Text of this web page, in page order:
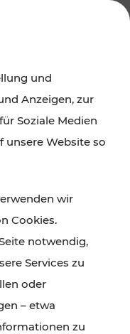
Burgenland
– viele
und Fahrplan-
erreichbar.
und
Anzeigen, zur
Soziale Medien
unsere Website so
wir
Cookies.
notwendig,
Services zu
oder
– etwa
zu